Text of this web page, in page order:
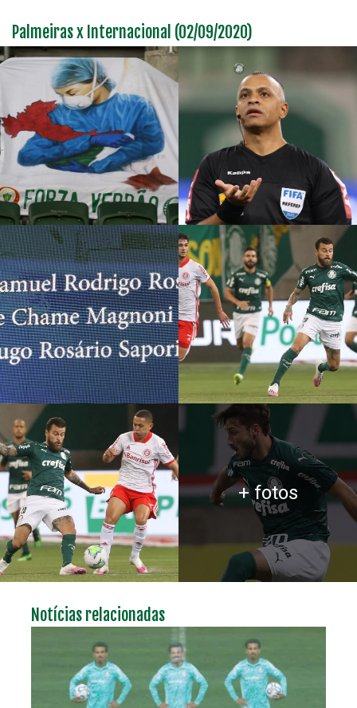
Palmeiras x Internacional (02/09/2020)
+ fotos
Notícias relacionadas